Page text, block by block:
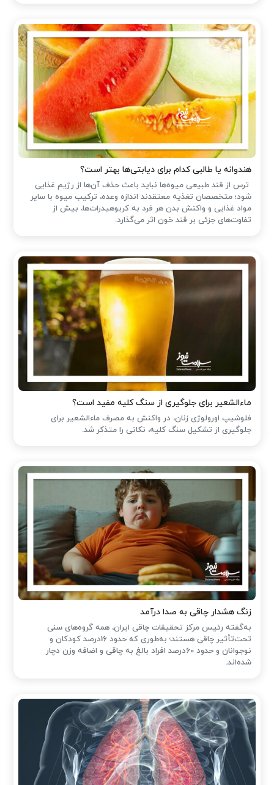
هندوانه یا طالبی کدام برای دیابتی‌ها بهتر است؟
ترس از قند طبیعی میوه‌ها نباید باعث حذف آن‌ها از رژیم غذایی
شود؛ متخصصان تغذیه معتقدند اندازه وعده، ترکیب میوه با سایر
مواد غذایی و واکنش بدن هر فرد به کربوهیدرات‌ها، بیش از
تفاوت‌های جزئی بر قند خون اثر می‌گذارد.
ماءالشعیر برای جلوگیری از سنگ کلیه مفید است؟
فلوشیپ اورولوژی زنان، در واکنش به مصرف ماءالشعیر برای
جلوگیری از تشکیل سنگ کلیه، نکاتی را متذکر شد.
زنگ هشدار چاقی به صدا درآمد
به‌گفته رئیس مرکز تحقیقات چاقی ایران، همه گروه‌های سنی
تحت‌تأثیر چاقی هستند؛ به‌طوری که حدود 16درصد کودکان و
نوجوانان و حدود 60درصد افراد بالغ به چاقی و اضافه وزن دچار
شده‌اند.